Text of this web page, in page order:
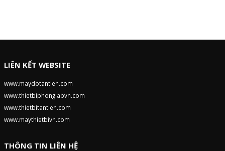
LIÊN KẾT WEBSITE
www.maydotantien.com
www.thietbiphonglabvn.com
www.thietbitantien.com
www.maythietbivn.com
THÔNG TIN LIÊN HỆ